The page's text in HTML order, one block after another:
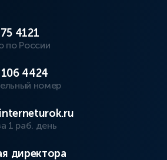
4121
по России
4424
номер
1 раб. день
директора